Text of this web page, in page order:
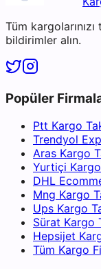
Tüm
bildirimler alın.
Popüler
Ptt Kargo
Trendyol
Aras Kargo
Yurtiçi
DHL
Mng Kargo
Ups Kargo
Sürat Kargo
Hepsijet
Tüm Kargo